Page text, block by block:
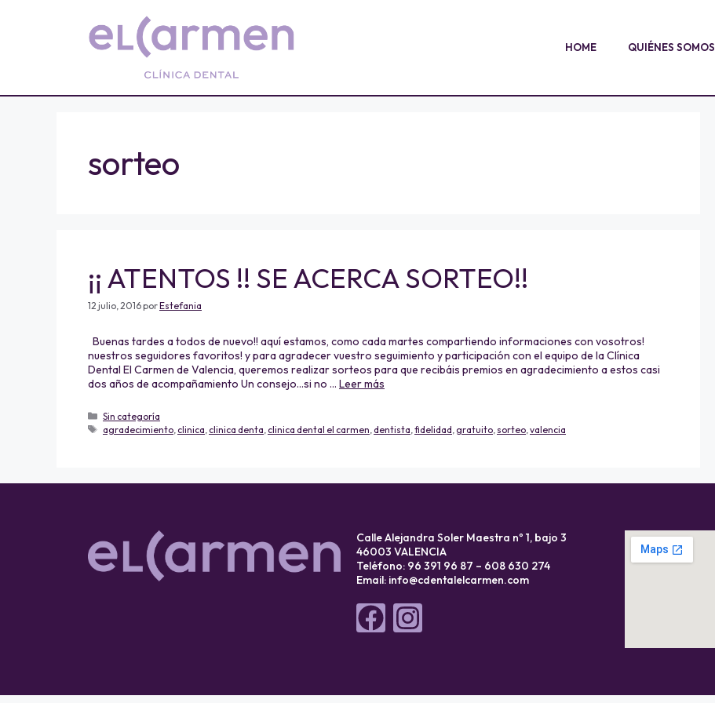
HOME QUIÉNES SOMOS
sorteo
¡¡ ATENTOS !! SE ACERCA SORTEO!!
12 julio, 2016porEstefania
Buenas tardes a todos de nuevo!! aquí estamos, como cada martes compartiendo informaciones con vosotros!
nuestros seguidores favoritos! y para agradecer vuestro seguimiento y participación con el equipo de la Clínica
Dental El Carmen de Valencia, queremos realizar sorteos para que recibáis premios en agradecimiento a estos casi
dos años de acompañamiento Un consejo…si no … Leer más
Sin categoría
agradecimiento clinica clinica denta clinica dental el carmen dentista ,fidelidad gratuito sorteo ,valencia
Calle Alejandra Soler Maestra nº 1, bajo 3
46003 VALENCIA
Teléfono: 96 391 96 87 – 608 630 274
Email: info@cdentalelcarmen.com